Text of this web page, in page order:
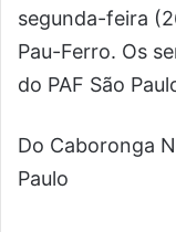
segunda-feira
Pau-Ferro. Os
do PAF São
Do Caboronga
Paulo